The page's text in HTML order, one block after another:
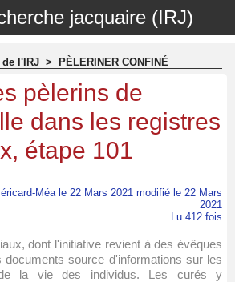
jacquaire (IRJ)
de l'IRJ > PÈLERINER CONFINÉ
pèlerins de
dans les registres
étape 101
Méa le 22 Mars 2021 modifié le 22 Mars
2021
Lu 412 fois
dont l'initiative revient à des évêques
source d'informations sur les
la vie des individus. Les curés y